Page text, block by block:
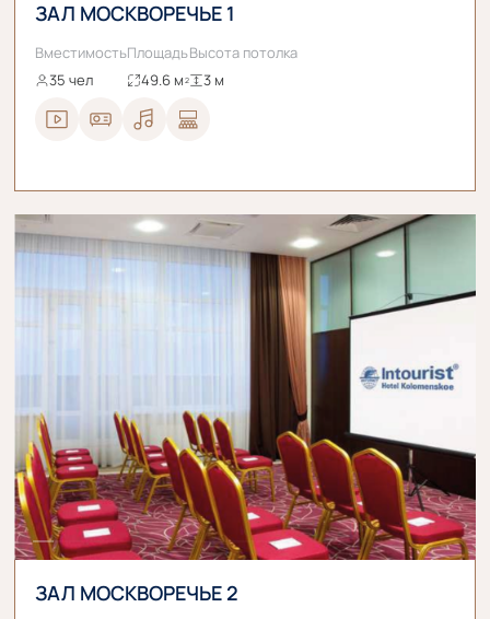
ЗАЛ МОСКВОРЕЧЬЕ 1
Вместимость
35 чел
Площадь
49.6 м2
Высота потолка
3 м
ЗАЛ МОСКВОРЕЧЬЕ 2